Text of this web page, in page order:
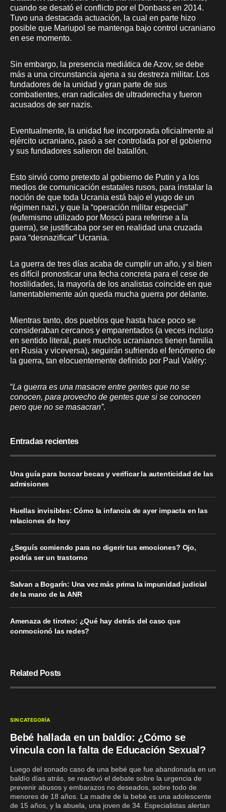
cuando se desató el conflicto por el Donbass en 2014.
Tuvo una destacada actuación, la cual en parte hizo
posible que Mariupol se mantenga bajo control ucraniano
en ese momento.
Sin embargo, la presencia mediática de Azov, se debe
más a una circunstancia ajena a su destreza militar. Los
fundadores de la unidad y gran parte de sus
combatientes, eran radicales de ultraderecha y fueron
acusados de ser nazis.
Eventualmente, la unidad fue incorporada oficialmente al
ejército ucraniano, pasó a ser controlada por el gobierno
y sus fundadores salieron del batallón.
Esto sirvió como pretexto al gobierno de Putin y a los
medios de comunicación estatales rusos, para instalar la
noción de que toda Ucrania está bajo el yugo de un
régimen nazi, y que la “operación militar especial”
(eufemismo utilizado por Moscú para referirse a la
guerra), se justificaba por ser en realidad una cruzada
para “desnazificar” Ucrania.
La guerra de tres días acaba de cumplir un año, y si bien
es difícil pronosticar una fecha concreta para el cese de
hostilidades, la mayoría de los analistas coincide en que
lamentablemente aún queda mucha guerra por delante.
Mientras tanto, dos pueblos que hasta hace poco se
consideraban cercanos y emparentados (a veces incluso
en sentido literal, pues muchos ucranianos tienen familia
en Rusia y viceversa), seguirán sufriendo el fenómeno de
la guerra, tan elocuentemente definido por Paul Valéry:
“La guerra es una masacre entre gentes que no se
conocen, para provecho de gentes que si se conocen
pero que no se masacran”.
Entradas recientes
Una guía para buscar becas y verificar la autenticidad de las
admisiones
Huellas invisibles: Cómo la infancia de ayer impacta en las
relaciones de hoy
¿Seguís comiendo para no digerir tus emociones? Ojo,
podría ser un trastorno
Salvan a Bogarín: Una vez más prima la impunidad judicial
de la mano de la ANR
Amenaza de tiroteo: ¿Qué hay detrás del caso que
conmocionó las redes?
Related Posts
SIN CATEGORÍA
Bebé hallada en un baldío: ¿Cómo se
vincula con la falta de Educación Sexual?
Luego del sonado caso de una bebé que fue abandonada en un
baldío días atrás, se reactivó el debate sobre la urgencia de
prevenir abusos y embarazos no deseados, sobre todo de
menores de 18 años. La madre de la bebé es una adolescente
de 15 años, y la abuela, una joven de 34. Especialistas alertan